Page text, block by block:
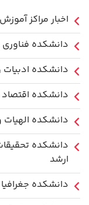
اخبار مراکز آموزش
دانشكده
دانشکده
دانشکده
دانشکده
دانشکده
ارشد
دانشکده